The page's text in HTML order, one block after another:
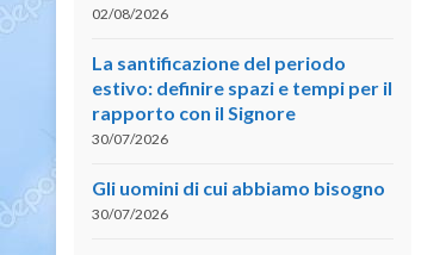
02/08/2026
La santificazione del periodo
estivo: definire spazi e tempi per il
rapporto con il Signore
30/07/2026
Gli uomini di cui abbiamo bisogno
30/07/2026